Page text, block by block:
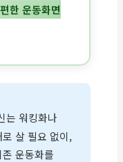
한 운동화면
는 워킹화나
살 필요 없이,
운동화를